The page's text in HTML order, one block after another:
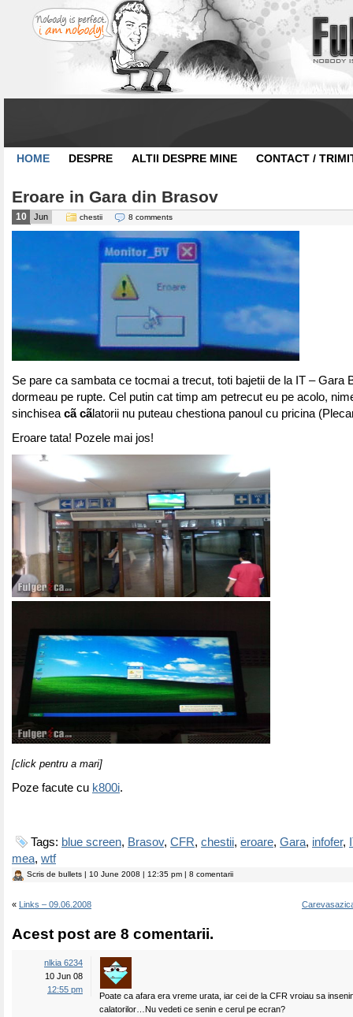
HOME DESPRE ALTII DESPRE MINE CONTACT /
Eroare in Gara din Brasov
10 Jun chestii 8 comments
Se pare ca sambata ce tocmai a trecut, toti bajetii de la IT – Gara
dormeau pe rupte. Cel putin cat timp am petrecut eu pe acolo,
sinchisea cã cãlatorii nu puteau chestiona panoul cu pricina
Eroare tata! Pozele mai jos!
[click pentru a mari]
Poze facute cu k800i.
Tags: blue screen, Brasov, CFR, chestii, eroare, Gara, infofer,
mea, wtf
Scris de bullets | 10 June 2008 | 12:35 pm | 8 comentarii
« Links – 09.06.2008
Acest post are 8 comentarii.
nlkia 6234
10 Jun 08
12:55 pm
Poate ca afara era vreme urata, iar cei de la CFR vroiau sa
calatorilor…Nu vedeti ce senin e cerul pe ecran?